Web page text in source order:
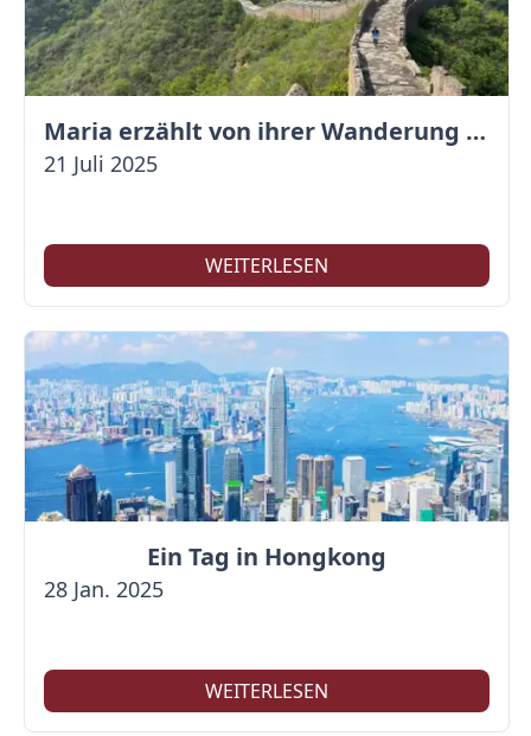
Maria erzählt von ihrer Wanderung auf der Großen Mauer
21 Juli 2025
WEITERLESEN
Ein Tag in Hongkong
28 Jan. 2025
WEITERLESEN